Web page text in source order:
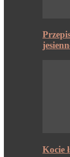
Kocie